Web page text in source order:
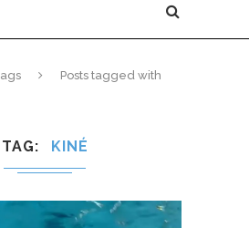
Posts tagged with
TAG KINÉ